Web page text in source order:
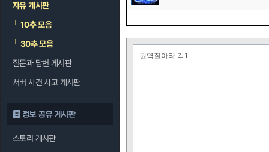
자유 게시판
└10추 모음
└30추 모음
질문과 답변 게시판
서버 사건 사고 게시판
정보 공유 게시판
스토리 게시판
원역질아타 각1